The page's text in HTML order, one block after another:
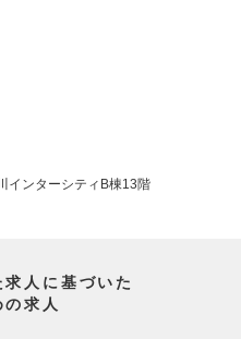
インターシティB棟13階
人に基づいた
求人